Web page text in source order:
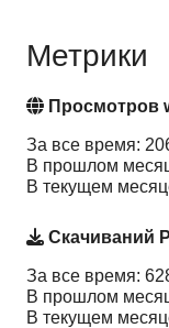
Метрики
Просмотров
За все время:
В прошлом
В текущем
Скачиваний
За все время:
В прошлом
В текущем